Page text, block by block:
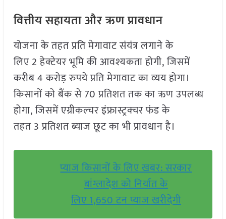
वित्तीय सहायता और ऋण प्रावधान
योजना के तहत प्रति मेगावाट संयंत्र लगाने के
लिए 2 हेक्टेयर भूमि की आवश्यकता होगी, जिसमें
करीब 4 करोड़ रुपये प्रति मेगावाट का व्यय होगा।
किसानों को बैंक से 70 प्रतिशत तक का ऋण उपलब्ध
होगा, जिसमें एग्रीकल्चर इंफ्रास्ट्रक्चर फंड के
तहत 3 प्रतिशत ब्याज छूट का भी प्रावधान है।
प्याज किसानों के लिए खबर: सरकार
बांग्लादेश को निर्यात के
लिए 1,650 टन प्याज खरीदेगी